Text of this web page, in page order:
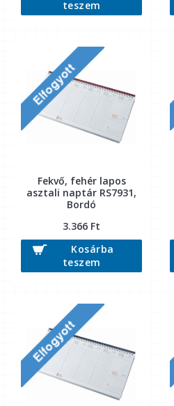
teszem
Fekvő, fehér lapos
asztali naptár RS7931,
Bordó
3.366 Ft
Kosárba
teszem